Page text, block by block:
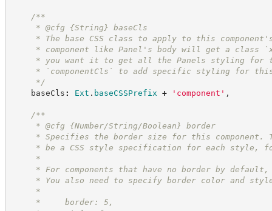
/**
* @cfg {String}
baseCls
* The base CSS class to apply to this
* component like Panel's body will get a class `x-
* you want it to get all the Panels styling for the
* `componentCls` to add specific styling for this
*/
baseCls : Ext . baseCSSPrefix + ' component ' ,
/**
* @cfg {Number/String/Boolean} border
* Specifies the border size for this component.
* be a CSS style specification for each style,
*
* For components that have no border by
* You also need to specify border color and
*
*     border: 5,